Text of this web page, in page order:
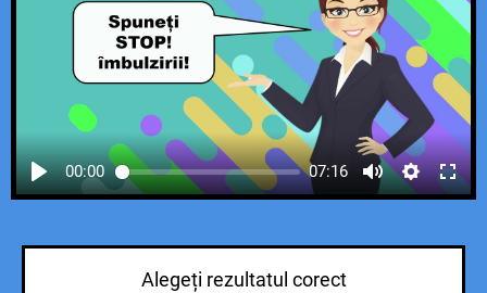
00:00 07:16
Alegeți rezultatul corect